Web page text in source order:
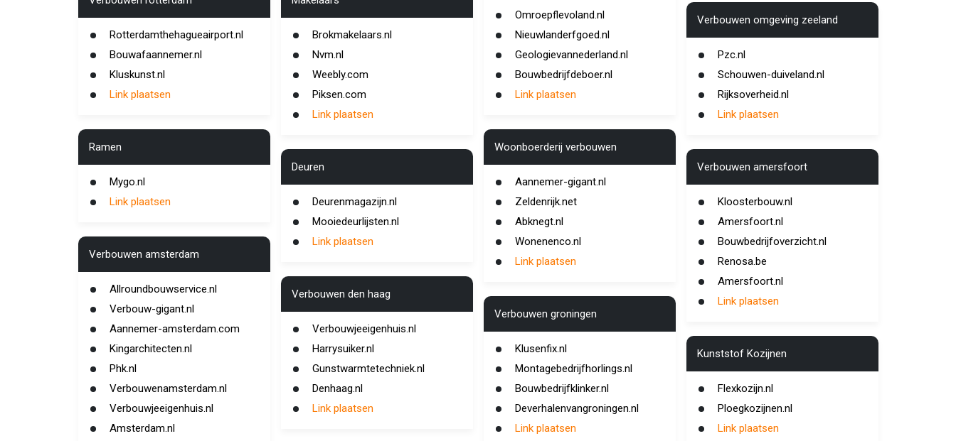
Rotterdamthehagueairport.nl
Bouwafaannemer.nl
Kluskunst.nl
Link plaatsen
Ramen
Mygo.nl
Link plaatsen
Verbouwen amsterdam
Allroundbouwservice.nl
Verbouw-gigant.nl
Aannemer-amsterdam.com
Kingarchitecten.nl
Phk.nl
Verbouwenamsterdam.nl
Verbouwjeeigenhuis.nl
Amsterdam.nl
Brokmakelaars.nl
Nvm.nl
Weebly.com
Piksen.com
Link plaatsen
Deuren
Deurenmagazijn.nl
Mooiedeurlijsten.nl
Link plaatsen
Verbouwen den haag
Verbouwjeeigenhuis.nl
Harrysuiker.nl
Gunstwarmtetechniek.nl
Denhaag.nl
Link plaatsen
Omroepflevoland.nl
Nieuwlanderfgoed.nl
Geologievannederland.nl
Bouwbedrijfdeboer.nl
Link plaatsen
Woonboerderij verbouwen
Aannemer-gigant.nl
Zeldenrijk.net
Abknegt.nl
Wonenenco.nl
Link plaatsen
Verbouwen groningen
Klusenfix.nl
Montagebedrijfhorlings.nl
Bouwbedrijfklinker.nl
Deverhalenvangroningen.nl
Link plaatsen
Verbouwen omgeving zeeland
Pzc.nl
Schouwen-duiveland.nl
Rijksoverheid.nl
Link plaatsen
Verbouwen amersfoort
Kloosterbouw.nl
Amersfoort.nl
Bouwbedrijfoverzicht.nl
Renosa.be
Amersfoort.nl
Link plaatsen
Kunststof Kozijnen
Flexkozijn.nl
Ploegkozijnen.nl
Link plaatsen